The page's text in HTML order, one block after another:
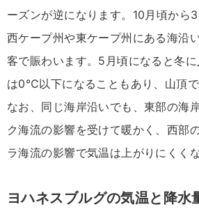
ーズンが逆になります。10月頃から
西ケープ州や東ケープ州にある海沿
客で賑わいます。5月頃になると冬
は0℃以下になることもあり、山頂で
なお、同じ海岸沿いでも、東部の海
ク海流の影響を受けて暖かく、西部
ラ海流の影響で気温は上がりにくく
ヨハネスブルグの気温と降水